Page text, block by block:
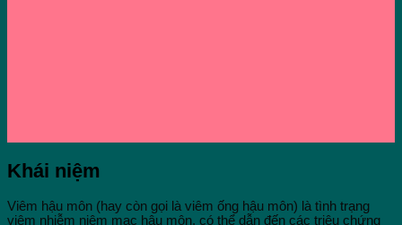
Khái niệm
Viêm hậu môn (hay còn gọi là viêm ống hậu môn) là tình trạng
viêm nhiễm niêm mạc hậu môn, có thể dẫn đến các triệu chứng